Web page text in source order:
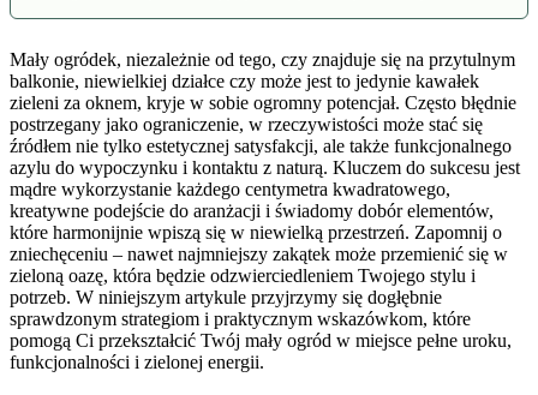
Mały ogródek, niezależnie od tego, czy znajduje się na przytulnym
balkonie, niewielkiej działce czy może jest to jedynie kawałek
zieleni za oknem, kryje w sobie ogromny potencjał. Często błędnie
postrzegany jako ograniczenie, w rzeczywistości może stać się
źródłem nie tylko estetycznej satysfakcji, ale także funkcjonalnego
azylu do wypoczynku i kontaktu z naturą. Kluczem do sukcesu jest
mądre wykorzystanie każdego centymetra kwadratowego,
kreatywne podejście do aranżacji i świadomy dobór elementów,
które harmonijnie wpiszą się w niewielką przestrzeń. Zapomnij o
zniechęceniu – nawet najmniejszy zakątek może przemienić się w
zieloną oazę, która będzie odzwierciedleniem Twojego stylu i
potrzeb. W niniejszym artykule przyjrzymy się dogłębnie
sprawdzonym strategiom i praktycznym wskazówkom, które
pomogą Ci przekształcić Twój mały ogród w miejsce pełne uroku,
funkcjonalności i zielonej energii.